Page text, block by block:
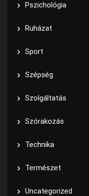
Pszichológia
Ruházat
Sport
Szépség
Szolgáltatás
Szórakozás
Technika
Természet
Uncategorized